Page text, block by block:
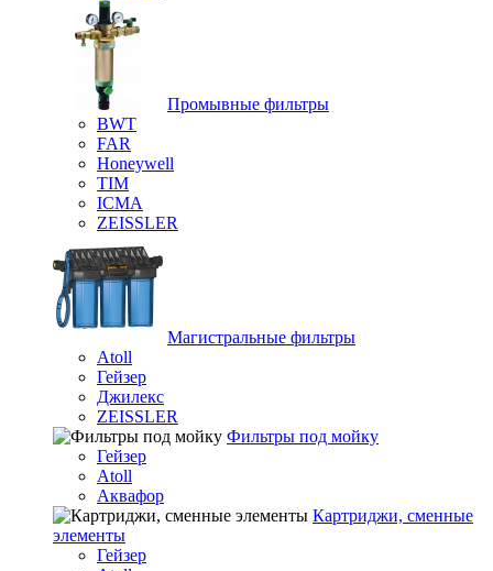
Промывные фильтры
BWT
FAR
Honeywell
TIM
ICMA
ZEISSLER
Магистральные фильтры
Atoll
Гейзер
Джилекс
ZEISSLER
Фильтры под мойку
Гейзер
Atoll
Аквафор
Картриджи, сменные
элементы
Гейзер